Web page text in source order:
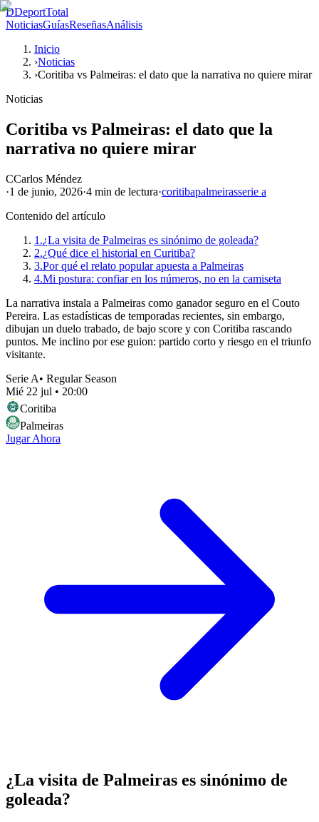
DDeportTotal
NoticiasGuíasReseñasAnálisis
Inicio
›Noticias
›Coritiba vs Palmeiras: el dato que la narrativa no quiere mirar
Noticias
Coritiba vs Palmeiras: el dato que la
narrativa no quiere mirar
CCarlos Méndez
·1 de junio, 2026·4 min de lectura·coritibapalmeirasserie a
Contenido del artículo
1.¿La visita de Palmeiras es sinónimo de goleada?
2.¿Qué dice el historial en Curitiba?
3.Por qué el relato popular apuesta a Palmeiras
4.Mi postura: confiar en los números, no en la camiseta
La narrativa instala a Palmeiras como ganador seguro en el Couto
Pereira. Las estadísticas de temporadas recientes, sin embargo,
dibujan un duelo trabado, de bajo score y con Coritiba rascando
puntos. Me inclino por ese guion: partido corto y riesgo en el triunfo
visitante.
Serie A• Regular Season
Mié 22 jul • 20:00
Coritiba
Palmeiras
Jugar Ahora
¿La visita de Palmeiras es sinónimo de
goleada?